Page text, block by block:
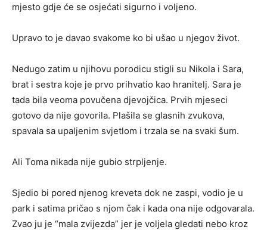
mjesto gdje će se osjećati sigurno i voljeno.
Upravo to je davao svakome ko bi ušao u njegov život.
Nedugo zatim u njihovu porodicu stigli su Nikola i Sara,
brat i sestra koje je prvo prihvatio kao hranitelj. Sara je
tada bila veoma povučena djevojčica. Prvih mjeseci
gotovo da nije govorila. Plašila se glasnih zvukova,
spavala sa upaljenim svjetlom i trzala se na svaki šum.
Ali Toma nikada nije gubio strpljenje.
Sjedio bi pored njenog kreveta dok ne zaspi, vodio je u
park i satima pričao s njom čak i kada ona nije odgovarala.
Zvao ju je “mala zvijezda” jer je voljela gledati nebo kroz